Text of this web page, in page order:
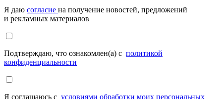
Я даю согласие на получение новостей, предложений
и рекламных материалов
Подтверждаю, что ознакомлен(а) с политикой
конфиденциальности
Я соглашаюсь с условиями обработки моих персональных